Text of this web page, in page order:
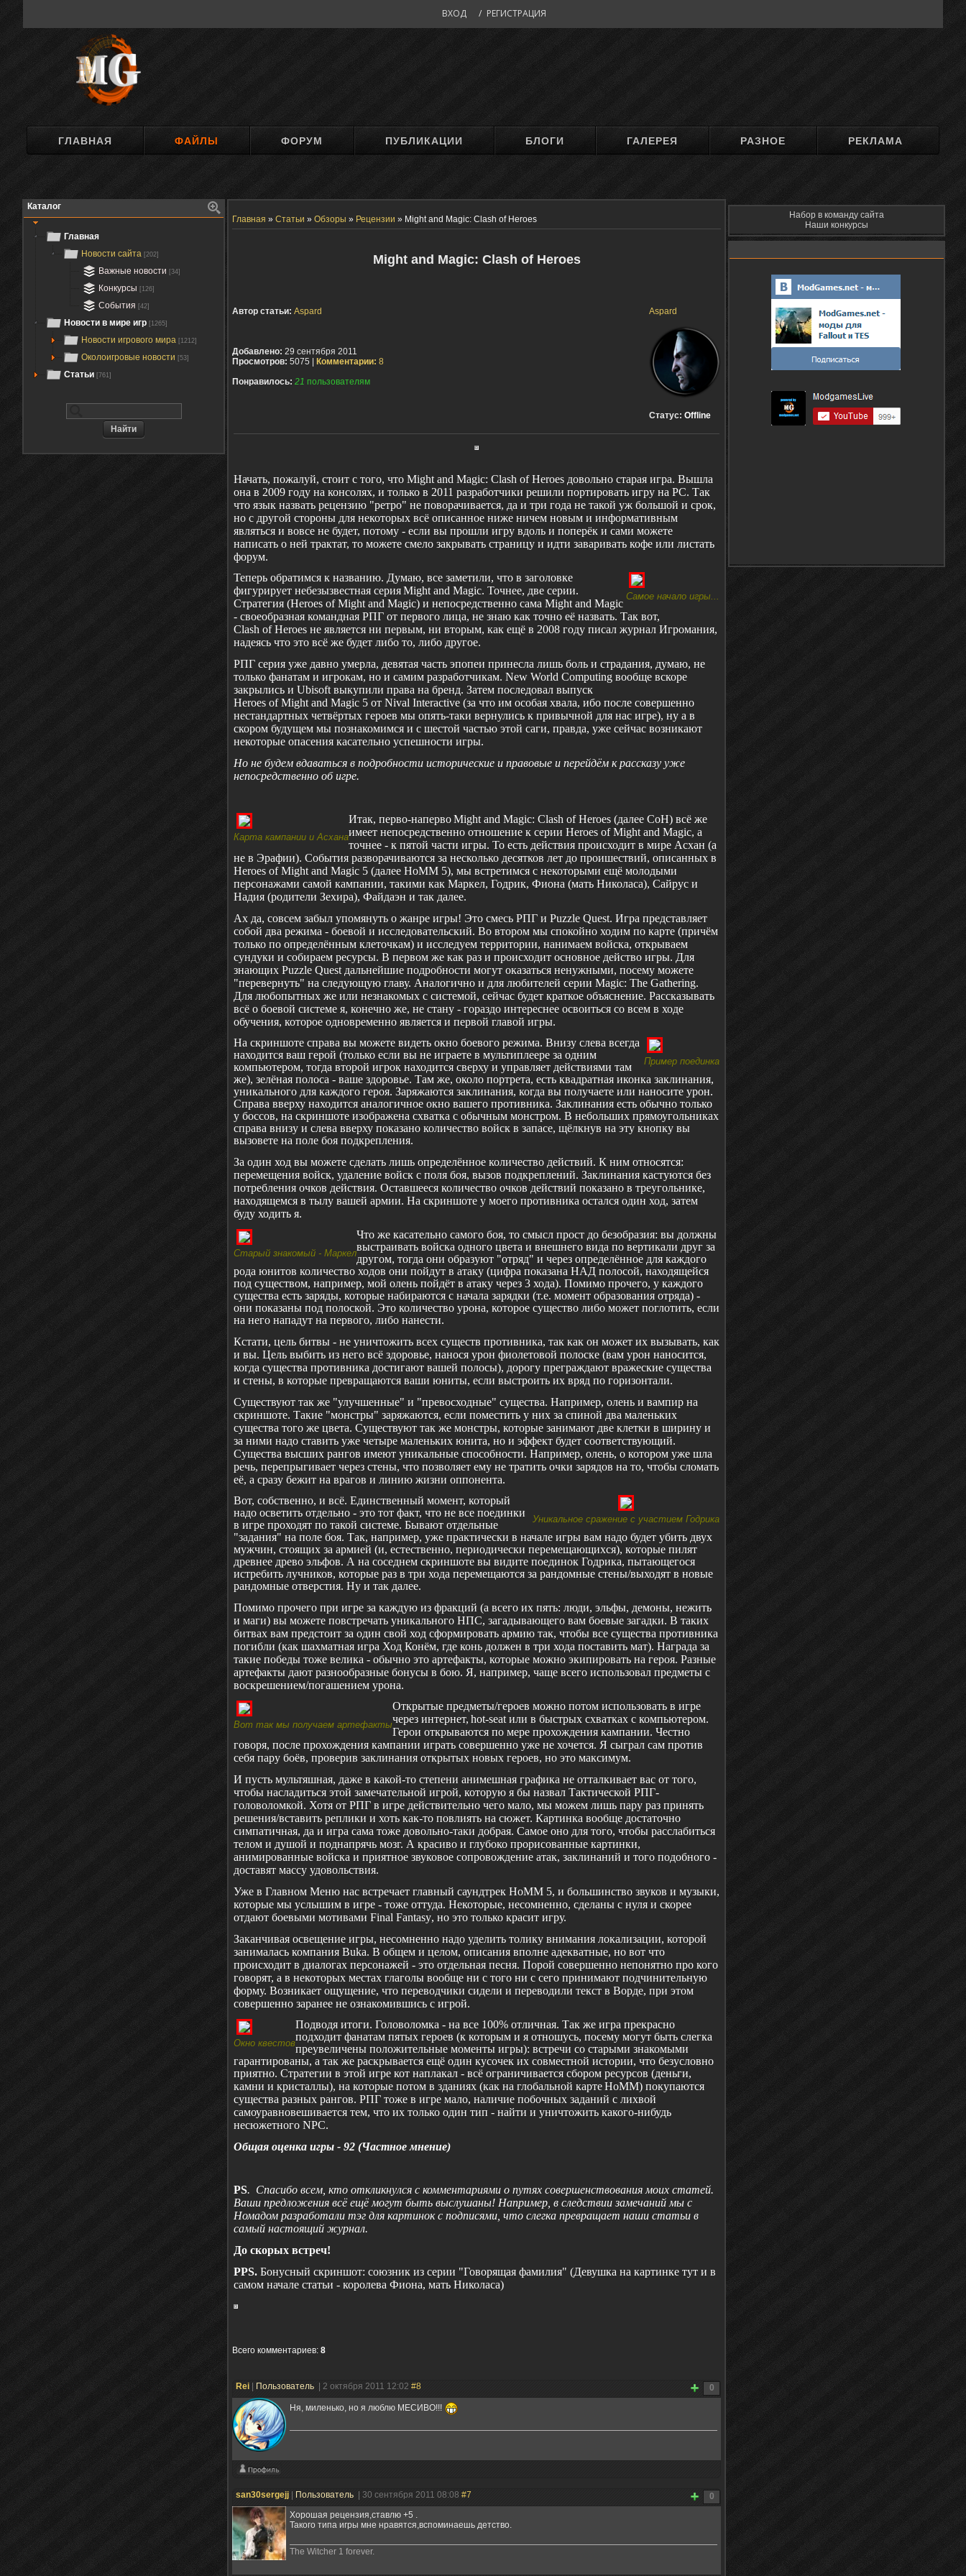
ВХОД / РЕГИСТРАЦИЯ
ГЛАВНАЯ ФАЙЛЫ ФОРУМ ПУБЛИКАЦИИ БЛОГИ ГАЛЕРЕЯ РАЗНОЕ РЕКЛАМА
Каталог
Главная
Новости сайта [202]
Важные новости [34]
Конкурсы [126]
События [42]
Новости в мире игр [1265]
Новости игрового мира [1212]
Околоигровые новости [53]
Статьи [761]
Главная » Статьи » Обзоры » Рецензии » Might and Magic: Clash of Heroes
Might and Magic: Clash of Heroes
Aspard
Статус: Offline
Автор статьи: Aspard
Добавлено: 29 сентября 2011
Просмотров: 5075 | Комментарии: 8
Понравилось: 21 пользователям
Начать, пожалуй, стоит с того, что Might and Magic: Clash ofHeroes довольно старая игра. Вышла
она в 2009 году на консолях, и только в 2011 разработчики решили портировать игру на PC. Так
что язык назвать рецензию "ретро" не поворачивается, да и три года не такой уж большой и срок,
но с другой стороны для некоторых всё описанное ниже ничем новым и информативным
являться и вовсе не будет, потому - если вы прошли игру вдоль и поперёк и сами можете
написать о ней трактат, то можете смело закрывать страницу и идти заваривать кофе или листать
форум.
Самое начало игры...
Теперь обратимся к названию. Думаю, все заметили, что в заголовке
фигурирует небезызвестная серияMight and Magic. Точнее, две серии.
Стратегия (Heroes ofMight and Magic) и непосредственно сама Might and Magic
- своеобразная командная РПГ от первого лица, не знаю как точно её назвать. Так вот,
Clash ofHeroes не является ни первым, ни вторым, как ещё в 2008 году писал журнал Игромания,
надеясь что это всё же будет либо то, либо другое.
РПГ серия уже давно умерла, девятая часть эпопеи принесла лишь боль и страдания, думаю, не
только фанатам и игрокам, но и самим разработчикам. New World Computing вообще вскоре
закрылись и Ubisoft выкупили права на бренд. Затем последовал выпуск
Heroes ofMight and Magic 5 от Nival Interactive (за что им особая хвала, ибо после совершенно
нестандартных четвёртых героев мы опять-таки вернулись к привычной для нас игре), ну а в
скором будущем мы познакомимся и с шестой частью этой саги, правда, уже сейчас возникают
некоторые опасения касательно успешности игры.
Но не будем вдаваться в подробности исторические и правовые и перейдём к рассказу уже
непосредственно об игре.
Карта кампании и Асхана
Итак, перво-напервоMight and Magic: Clash ofHeroes (далее CoH) всё же
имеет непосредственно отношение к серии Heroes ofMight and Magic, а
точнее - к пятой части игры. То есть действия происходит в мире Асхан (а
не в Эрафии). События разворачиваются за несколько десятков лет до проишествий, описанных в
Heroes ofMight and Magic 5 (далее HoMM 5), мы встретимся с некоторыми ещё молодыми
персонажами самой кампании, такими как Маркел, Годрик, Фиона (мать Николаса), Сайрус и
Надия (родители Зехира), Файдаэн и так далее.
Ах да, совсем забыл упомянуть о жанре игры! Это смесь РПГ и Puzzle Quest. Игра представляет
собой два режима - боевой и исследовательский. Во втором мы спокойно ходим по карте (причём
только по определённым клеточкам) и исследуем территории, нанимаем войска, открываем
сундуки и собираем ресурсы. В первом же как раз и происходит основное действо игры. Для
знающих Puzzle Quest дальнейшие подробности могут оказаться ненужными, посему можете
"перевернуть" на следующую главу. Аналогично и для любителей серии Magic: The Gathering.
Для любопытных же или незнакомых с системой, сейчас будет краткое объяснение. Рассказывать
всё о боевой системе я, конечно же, не стану - гораздо интереснее освоиться со всем в ходе
обучения, которое одновременно является и первой главой игры.
Пример поединка
На скриншоте справа вы можете видеть окно боевого режима. Внизу слева всегда
находится ваш герой (только если вы не играете в мультиплеере за одним
компьютером, тогда второй игрок находится сверху и управляет действиями там
же), зелёная полоса - ваше здоровье. Там же, около портрета, есть квадратная иконка заклинания,
уникального для каждого героя. Заряжаются заклинания, когда вы получаете или наносите урон.
Справа вверху находится аналогичное окно вашего противника. Заклинания есть обычно только
у боссов, на скриншоте изображена схватка с обычным монстром. В небольших прямоугольниках
справа внизу и слева вверху показано количество войск в запасе, щёлкнув на эту кнопку вы
вызовете на поле боя подкрепления.
За один ход вы можете сделать лишь определённое количество действий. К ним относятся:
перемещения войск, удаление войск с поля боя, вызов подкреплений. Заклинания кастуются без
потребления очков действия. Оставшееся количество очков действий показано в треугольнике,
находящемся в тылу вашей армии. На скриншоте у моего противника остался один ход, затем
буду ходить я.
Старый знакомый - Маркел
Что же касательно самого боя, то смысл прост до безобразия: вы должны
выстраивать войска одного цвета и внешнего вида по вертикали друг за
другом, тогда они образуют "отряд" и через определённое для каждого
рода юнитов количество ходов они пойдут в атаку (цифра показана НАД полосой, находящейся
под существом, например, мой олень пойдёт в атаку через 3 хода). Помимо прочего, у каждого
существа есть заряды, которые набираются с начала зарядки (т.е. момент образования отряда) -
они показаны под полоской. Это количество урона, которое существо либо может поглотить, если
на него нападут на первого, либо нанести.
Кстати, цель битвы - не уничтожить всех существ противника, так как он может их вызывать, как
и вы. Цель выбить из него всё здоровье, нанося урон фиолетовой полоске (вам урон наносится,
когда существа противника достигают вашей полосы), дорогу преграждают вражеские существа
и стены, в которые превращаются ваши юниты, если выстроить их вряд по горизонтали.
Существуют так же "улучшенные" и "превосходные" существа. Например, олень и вампир на
скриншоте. Такие "монстры" заряжаются, если поместить у них за спиной два маленьких
существа того же цвета. Существуют так же монстры, которые занимают две клетки в ширину и
за ними надо ставить уже четыре маленьких юнита, но и эффект будет соответствующий.
Существа высших рангов имеют уникальные способности. Например, олень, о котором уже шла
речь, перепрыгивает через стены, что позволяет ему не тратить очки зарядов на то, чтобы сломать
её, а сразу бежит на врагов и линию жизни оппонента.
Уникальное сражение с участием Годрика
Вот, собственно, и всё. Единственный момент, который
надо осветить отдельно - это тот факт, что не все поединки
в игре проходят по такой системе. Бывают отдельные
"задания" на поле боя. Так, например, уже практически в начале игры вам надо будет убить двух
мужчин, стоящих за армией (и, естественно, периодически перемещающихся), которые пилят
древнее древо эльфов. А на соседнем скриншоте вы видите поединок Годрика, пытающегося
истребить лучников, которые раз в три хода перемещаются за рандомные стены/выходят в новые
рандомные отверстия. Ну и так далее.
Помимо прочего при игре за каждую из фракций (а всего их пять: люди, эльфы, демоны, нежить
и маги) вы можете повстречать уникального НПС, загадывающего вам боевые загадки. В таких
битвах вам предстоит за один свой ход сформировать армию так, чтобы все существа противника
погибли (как шахматная игра Ход Конём, где конь должен в три хода поставить мат). Награда за
такие победы тоже велика - обычно это артефакты, которые можно экипировать на героя. Разные
артефакты дают разнообразные бонусы в бою. Я, например, чаще всего использовал предметы с
воскрешением/погашением урона.
Вот так мы получаем артефакты
Открытые предметы/героев можно потом использовать в игре
через интернет, hot-seat или в быстрых схватках с компьютером.
Герои открываются по мере прохождения кампании. Честно
говоря, после прохождения кампании играть совершенно уже не хочется. Я сыграл сам против
себя пару боёв, проверив заклинания открытых новых героев, но это максимум.
И пусть мультяшная, даже в какой-то степени анимешная графика не отталкивает вас от того,
чтобы насладиться этой замечательной игрой, которую я бы назвал Тактической РПГ-
головоломкой. Хотя от РПГ в игре действительно чего мало, мы можем лишь пару раз принять
решения/вставить реплики и хоть как-то повлиять на сюжет. Картинка вообще достаточно
симпатичная, да и игра сама тоже довольно-таки добрая. Самое оно для того, чтобы расслабиться
телом и душой и поднапрячь мозг. А красиво и глубоко прорисованные картинки,
анимированные войска и приятное звуковое сопровождение атак, заклинаний и того подобного -
доставят массу удовольствия.
Уже в Главном Меню нас встречает главный саундтрек HoMM 5, и большинство звуков и музыки,
которые мы услышим в игре - тоже оттуда. Некоторые, несомненно, сделаны с нуля и скорее
отдают боевыми мотивами Final Fantasy, но это только красит игру.
Заканчивая освещение игры, несомненно надо уделить толику внимания локализации, которой
занималась компания Buka. В общем и целом, описания вполне адекватные, но вот что
происходит в диалогах персонажей - это отдельная песня. Порой совершенно непонятно про кого
говорят, а в некоторых местах глаголы вообще ни с того ни с сего принимают подчинительную
форму. Возникает ощущение, что переводчики сидели и переводили текст в Ворде, при этом
совершенно заранее не ознакомившись с игрой.
Окно квестов
Подводя итоги. Головоломка - на все 100% отличная. Так же игра прекрасно
подходит фанатам пятых героев (к которым и я отношусь, посему могут быть слегка
преувеличены положительные моменты игры): встречи со старыми знакомыми
гарантированы, а так же раскрывается ещё один кусочек их совместной истории, что безусловно
приятно. Стратегии в этой игре кот наплакал - всё ограничивается сбором ресурсов (деньги,
камни и кристаллы), на которые потом в зданиях (как на глобальной картеHoMM) покупаются
существа разных рангов. РПГ тоже в игре мало, наличие побочных заданий с лихвой
самоуравновешивается тем, что их только один тип - найти и уничтожить какого-нибудь
несюжетного NPC.
Общая оценка игры - 92 (Частное мнение)
PS. Спасибо всем, кто откликнулся с комментариями о путях совершенствования моих статей.
Ваши предложения всё ещё могут быть выслушаны! Например, в следствии замечаний мы с
Номадом разработали тэг для картинок с подписями, что слегка превращает наши статьи в
самый настоящий журнал.
До скорых встреч!
PPS. Бонусный скриншот: союзник из серии "Говорящая фамилия" (Девушка на картинке тут и в
самом начале статьи - королева Фиона, мать Николаса)
Всего комментариев: 8
0
Rei Пользователь | 2 октября 2011 12:02 #8
Ня, миленько, но я люблю МЕСИВО!!!
0
san30sergejj Пользователь | 30 сентября 2011 08:08 #7
Хорошая рецензия,ставлю +5 .
Такого типа игры мне нравятся,вспоминаешь детство.
The Witcher 1 forever.
Набор в команду сайта
Наши конкурсы